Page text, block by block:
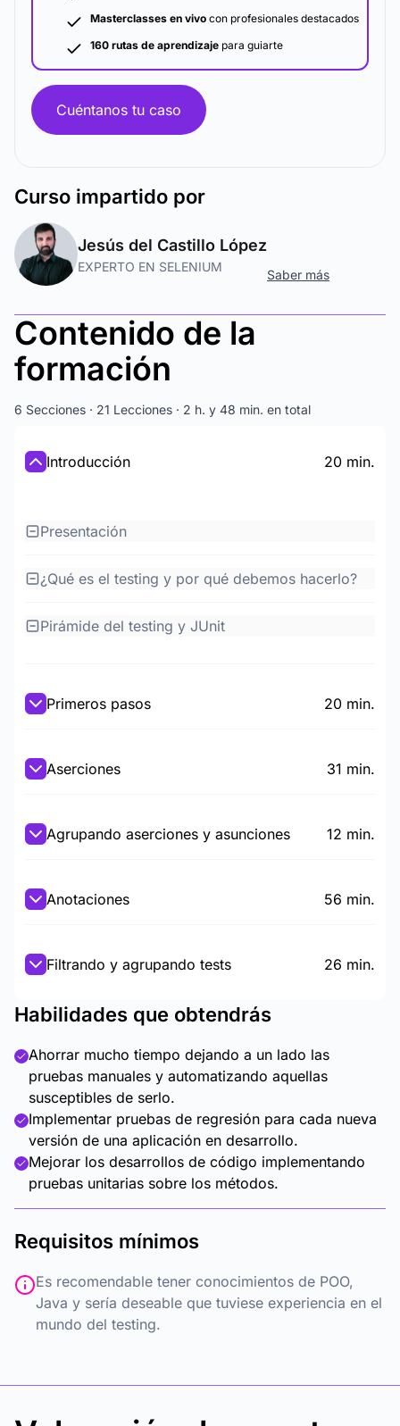
Masterclasses en vivo con profesionales destacados
160 rutas de aprendizaje para guiarte
Cuéntanos tu caso
Curso impartido por
Jesús del Castillo López
EXPERTO EN SELENIUM
Saber más
Contenido de la
formación
6 Secciones · 21 Lecciones · 2 h. y 48 min. en total
Introducción 20 min.
Presentación
¿Qué es el testing y por qué debemos hacerlo?
Pirámide del testing y JUnit
Primeros pasos 20 min.
Aserciones 31 min.
Agrupando aserciones y asunciones 12 min.
Anotaciones 56 min.
Filtrando y agrupando tests 26 min.
Habilidades que obtendrás
Ahorrar mucho tiempo dejando a un lado las
pruebas manuales y automatizando aquellas
susceptibles de serlo.
Implementar pruebas de regresión para cada nueva
versión de una aplicación en desarrollo.
Mejorar los desarrollos de código implementando
pruebas unitarias sobre los métodos.
Requisitos mínimos
Es recomendable tener conocimientos de POO,
Java y sería deseable que tuviese experiencia en el
mundo del testing.